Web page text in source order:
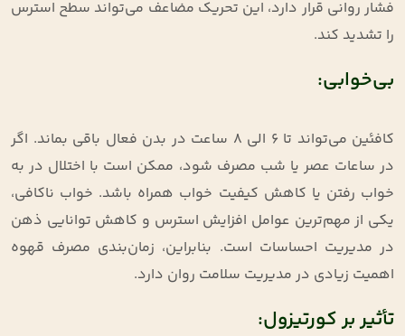
فشار روانی قرار دارد، این تحریک مضاعف می‌تواند سطح استرس
را تشدید کند.
بی‌خوابی:
کافئین می‌تواند تا ۶ الی ۸ ساعت در بدن فعال باقی بماند. اگر
در ساعات عصر یا شب مصرف شود، ممکن است با اختلال در به
خواب رفتن یا کاهش کیفیت خواب همراه باشد. خواب ناکافی،
یکی از مهم‌ترین عوامل افزایش استرس و کاهش توانایی ذهن
در مدیریت احساسات است. بنابراین، زمان‌بندی مصرف قهوه
اهمیت زیادی در مدیریت سلامت روان دارد.
تأثیر بر کورتیزول: